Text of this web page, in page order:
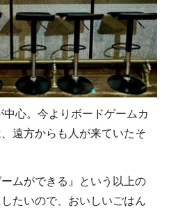
心。今よりボードゲームカ
遠方からも人が来ていたそ
ムができる』という以上の
たいので、おいしいごはん